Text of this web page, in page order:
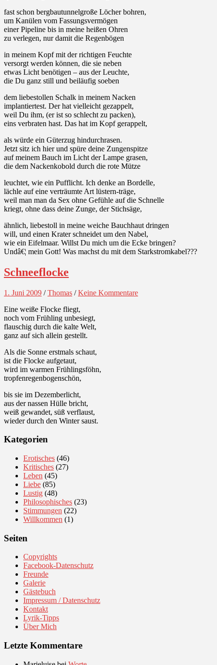
fast schon bergbautunnelgroße Löcher bohren,
um Kanülen vom Fassungsvermögen
einer Pipeline bis in meine heißen Ohren
zu verlegen, nur damit die Regenbögen
in meinem Kopf mit der richtigen Feuchte
versorgt werden können, die sie neben
etwas Licht benötigen – aus der Leuchte,
die Du ganz still und beiläufig soeben
dem liebestollen Schalk in meinem Nacken
implantiertest. Der hat vielleicht gezappelt,
weil Du ihm, (er ist so schlecht zu packen),
eins verbraten hast. Das hat im Kopf gerappelt,
als würde ein Güterzug hindurchrasen.
Jetzt sitz ich hier und spüre deine Zungenspitze
auf meinem Bauch im Licht der Lampe grasen,
die dem Nackenkobold durch die rote Mütze
leuchtet, wie ein Pufflicht. Ich denke an Bordelle,
lächle auf eine verträumte Art lüstern-träge,
weil man man da Sex ohne Gefühle auf die Schnelle
kriegt, ohne dass deine Zunge, der Stichsäge,
ähnlich, liebestoll in meine weiche Bauchhaut dringen
will, und einen Krater schneidet um den Nabel,
wie ein Eifelmaar. Willst Du mich um die Ecke bringen?
Undâ€¦ mein Gott! Was machst du mit dem Starkstromkabel???
Schneeflocke
1. Juni 2009 /Thomas /Keine Kommentare
Eine weiße Flocke fliegt,
noch vom Frühling unbesiegt,
flauschig durch die kalte Welt,
ganz auf sich allein gestellt.
Als die Sonne erstmals schaut,
ist die Flocke aufgetaut,
wird im warmen Frühlingsföhn,
tropfenregenbogenschön,
bis sie im Dezemberlicht,
aus der nassen Hülle bricht,
weiß gewandet, süß verflaust,
wieder durch den Winter saust.
Kategorien
Erotisches (46)
Kritisches (27)
Leben (45)
Liebe (85)
Lustig (48)
Philosophisches (23)
Stimmungen (22)
Willkommen (1)
Seiten
Copyrights
Facebook-Datenschutz
Freunde
Galerie
Gästebuch
Impressum / Datenschutz
Kontakt
Lyrik-Tipps
Über Mich
Letzte Kommentare